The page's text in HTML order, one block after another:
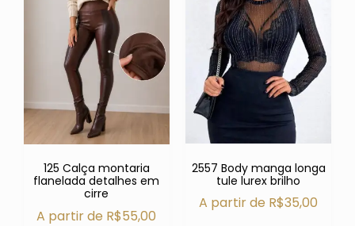
125 Calça montaria
flanelada detalhes em
cirre
A partir de R$55,00
2557 Body manga longa
tule lurex brilho
A partir de R$35,00